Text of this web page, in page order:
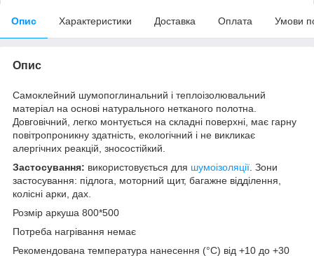
Опис Характеристики Доставка Оплата Умови
Опис
Самоклейний шумопоглинальний і теплоізолювальний
матеріал на основі натурального нетканого полотна.
Довговічний, легко монтується на складні поверхні, має гарну
повітропроникну здатність, екологічний і не викликає
алергічних реакцій, зносостійкий.
Застосування: використовується для шумоізоляції . Зони
застосування: підлога, моторний щит, багажне відділення,
колісні арки, дах.
Розмір аркуша 800*500
Потреба нагрівання немає
Рекомендована температура нанесення (°С) від +10 до +30